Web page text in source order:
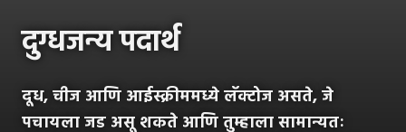
दुग्धजन्य पदार्थ
दूध, चीज आणि आईस्क्रीममध्ये लॅक्टोज असते, जे
पचायला जड असू शकते आणि तुम्हाला सामान्यतः